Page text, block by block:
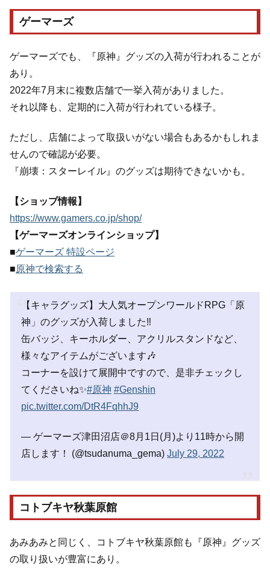
ゲーマーズ
ゲーマーズでも、『原神』グッズの入荷が行われることが
あり。
2022年7月末に複数店舗で一挙入荷がありました。
それ以降も、定期的に入荷が行われている様子。
ただし、店舗によって取扱いがない場合もあるかもしれま
せんので確認が必要。
『崩壊：スターレイル』のグッズは期待できないかも。
【ショップ情報】
https://www.gamers.co.jp/shop/
【ゲーマーズオンラインショップ】
■ゲーマーズ 特設ページ
■原神で検索する
【キャラグッズ】大人気オープンワールドRPG「原
神」のグッズが入荷しました‼️
缶バッジ、キーホルダー、アクリルスタンドなど、
様々なアイテムがございます🎶
コーナーを設けて展開中ですので、是非チェックし
てくださいね✨#原神 #Genshin
pic.twitter.com/DtR4FqhhJ9
— ゲーマーズ津田沼店＠8月1日(月)より11時から開
店します！ (@tsudanuma_gema) July 29, 2022
コトブキヤ秋葉原館
あみあみと同じく、コトブキヤ秋葉原館も『原神』グッズ
の取り扱いが豊富にあり。